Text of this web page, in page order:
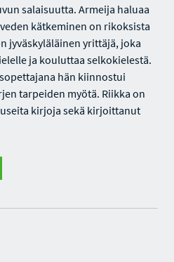
salaisuutta. Armeija haluaa
kätkeminen on rikoksista
jyväskyläläinen yrittäjä, joka
ja kouluttaa selkokielestä.
hän kiinnostui
tarpeiden myötä. Riikka on
kirjoja sekä kirjoittanut